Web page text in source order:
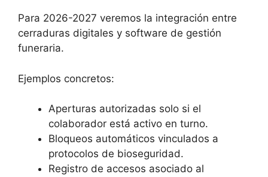
Para 2026-2027 veremos la integración entre
cerraduras digitales y software de gestión
funeraria.
Ejemplos concretos:
Aperturas autorizadas solo si el
colaborador está activo en turno.
Bloqueos automáticos vinculados a
protocolos de bioseguridad.
Registro de accesos asociado al